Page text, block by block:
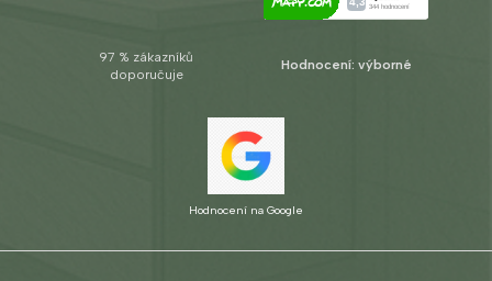
97 % zákazníků
doporučuje
Hodnocení: výborné
Hodnocení na Google